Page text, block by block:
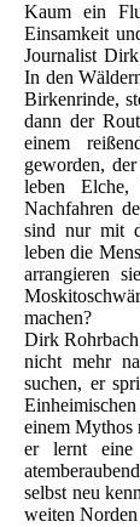
Kaum ein
Einsamkeit
Journalist
In den
Birkenrinde,
dann der
einem
geworden,
leben
Nachfahren
sind nur mit
leben die
arrangieren
machen?
Dirk
nicht mehr
suchen, er
einem Mythos
er lernt eine
selbst neu
weiten